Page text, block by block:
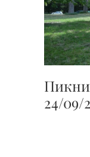
24/09/